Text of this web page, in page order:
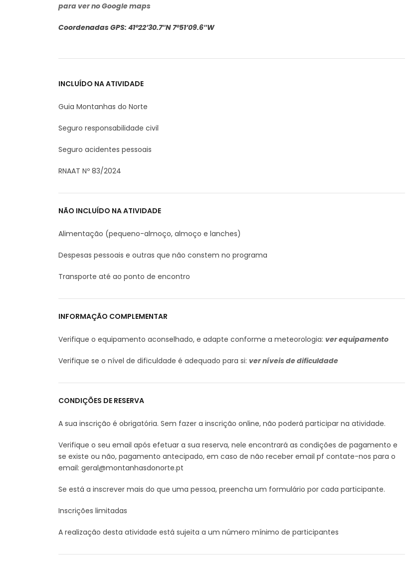
para ver no Google maps
Coordenadas GPS: 41°22’30.7″N 7°51’09.6″W
INCLUÍDO NA ATIVIDADE
Guia Montanhas do Norte
Seguro responsabilidade civil
Seguro acidentes pessoais
RNAAT Nº 83/2024
NÃO INCLUÍDO NA ATIVIDADE
Alimentação (pequeno-almoço, almoço e lanches)
Despesas pessoais e outras que não constem no programa
Transporte até ao ponto de encontro
INFORMAÇÃO COMPLEMENTAR
Verifique o equipamento aconselhado, e adapte conforme a meteorologia: ver equipamento
Verifique se o nível de dificuldade é adequado para si: ver níveis de dificuldade
CONDIÇÕES DE RESERVA
A sua inscrição é obrigatória. Sem fazer a inscrição online, não poderá participar na atividade.
Verifique o seu email após efetuar a sua reserva, nele encontrará as condições de pagamento e
se existe ou não, pagamento antecipado, em caso de não receber email pf contate-nos para o
email: geral@montanhasdonorte.pt
Se está a inscrever mais do que uma pessoa, preencha um formulário por cada participante.
Inscrições limitadas
A realização desta atividade está sujeita a um número mínimo de participantes